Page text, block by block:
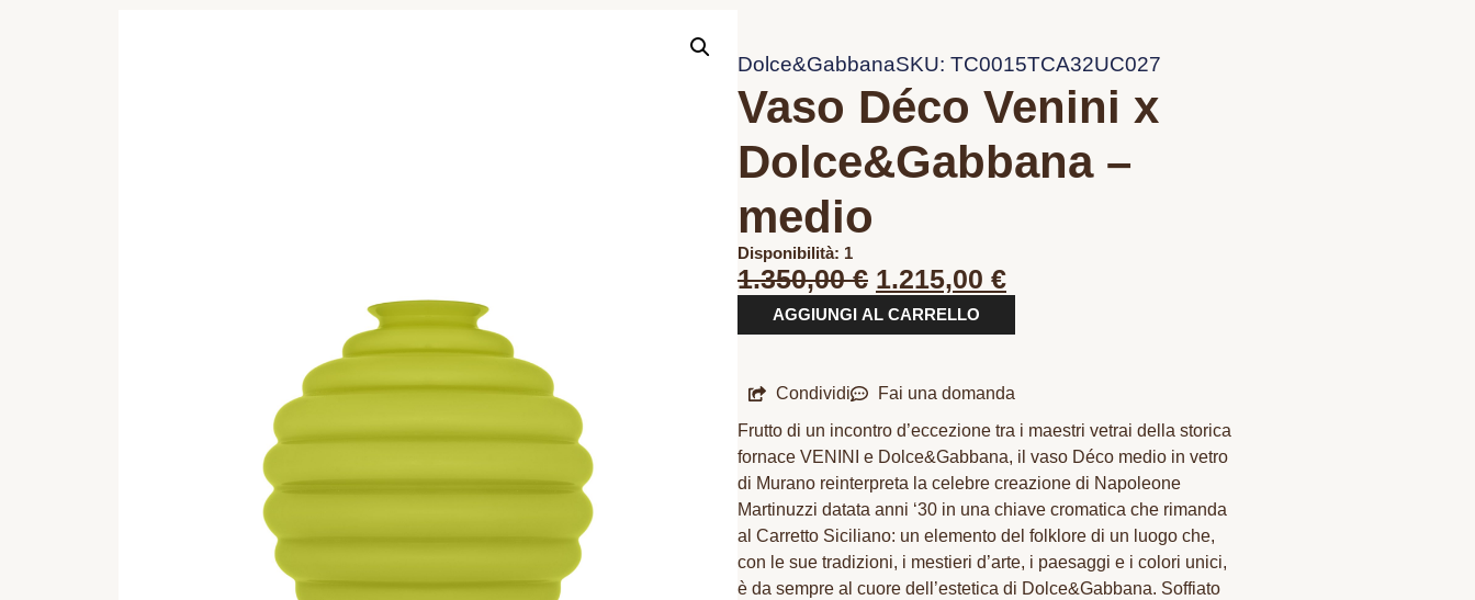
Dolce&GabbanaSKU: TC0015TCA32UC027
Vaso Déco Venini x
Dolce&Gabbana –
medio
Disponibilità: 1
1.350,00€ 1.215,00 €
AGGIUNGI AL CARRELLO
Condividi
Fai una domanda
Frutto di un incontro d’eccezione tra i maestri vetrai della storica
fornace VENINI e Dolce&Gabbana, il vaso Déco medio in vetro
di Murano reinterpreta la celebre creazione di Napoleone
Martinuzzi datata anni ‘30 in una chiave cromatica che rimanda
al Carretto Siciliano: un elemento del folklore di un luogo che,
con le sue tradizioni, i mestieri d’arte, i paesaggi e i colori unici,
è da sempre al cuore dell’estetica di Dolce&Gabbana. Soffiato